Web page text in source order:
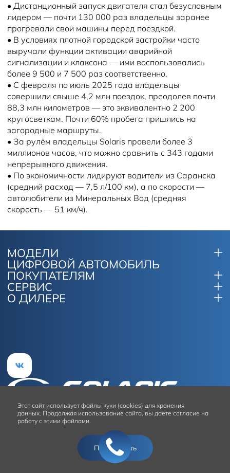
• Дистанционный запуск двигателя стал безусловным
лидером — почти 130 000 раз владельцы заранее
прогревали свои машины перед поездкой.
• В условиях плотной городской застройки часто
выручали функции активации аварийной
сигнализации и клаксона — ими воспользовались
более 9 500 и 7 500 раз соответственно.
• С февраля по июль 2025 года владельцы
совершили свыше 4,2 млн поездок, преодолев почти
88,3 млн километров — это эквивалентно 2 200
кругосветкам. Почти 60% пробега пришлись на
загородные маршруты.
• За рулём владельцы Solaris провели более 3
миллионов часов, что можно сравнить с 343 годами
непрерывного движения.
• По экономичности лидируют водители из Саранска
(средний расход — 7,5 л/100 км), а по скорости —
автолюбители из Минеральных Вод (средняя
скорость — 51 км/ч).
МОДЕЛИ
ЦИФРОВОЙ АВТОМОБИЛЬ
ПОКУПАТЕЛЯМ
СЕРВИС
О ДИЛЕРЕ
Условия использования сайта
Этот сайт использует файлы куки (cookies) для хранения
данных. Продолжая использование сайта, вы даёте согласие на
работу с этими файлами.
Подтвердить